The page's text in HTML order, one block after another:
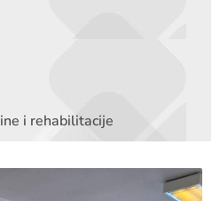
i rehabilitacije